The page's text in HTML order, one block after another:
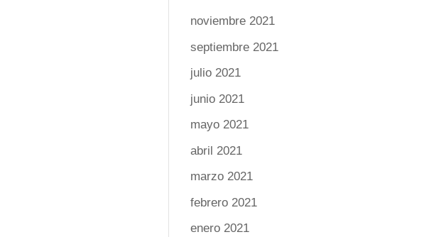
noviembre 2021
septiembre 2021
julio 2021
junio 2021
mayo 2021
abril 2021
marzo 2021
febrero 2021
enero 2021